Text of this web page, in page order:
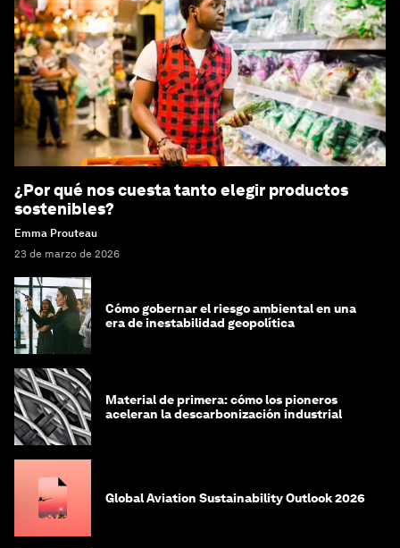
¿Por qué nos cuesta tanto elegir productos
sostenibles?
Emma Prouteau
23 de marzo de 2026
Cómo gobernar el riesgo ambiental en una
era de inestabilidad geopolítica
Material de primera: cómo los pioneros
aceleran la descarbonización industrial
Global Aviation Sustainability Outlook 2026